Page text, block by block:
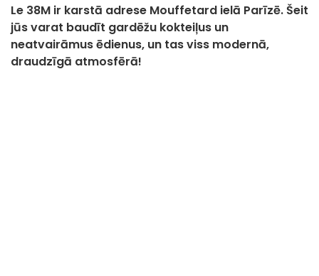
Le 38M ir karstā adrese Mouffetard ielā Parīzē. Šeit
jūs varat baudīt gardēžu kokteiļus un
neatvairāmus ēdienus, un tas viss modernā,
draudzīgā atmosfērā!